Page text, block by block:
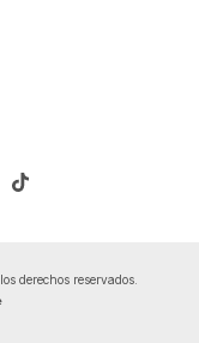
derechos reservados.